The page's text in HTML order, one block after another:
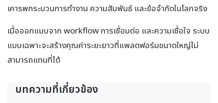
เคารพกระบวนการทำงาน ความสัมพันธ์ และข้อจำกัดในโลกจริง
เมื่อออกแบบจาก workflow การเชื่อมต่อ และความเชื่อใจ ระบบ
แบบเฉพาะจะสร้างคุณค่าระยะยาวที่แพลตฟอร์มขนาดใหญ่ไม่
สามารถแทนที่ได้
บทความที่เกี่ยวข้อง